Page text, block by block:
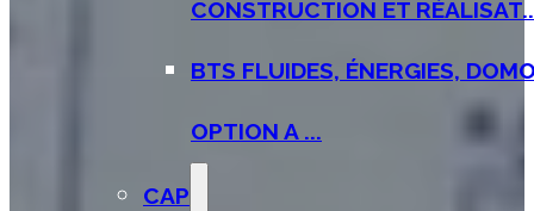
CONSTRUCTION ET
BTS FLUIDES, ÉNERGIES,
OPTION A ...
CAP